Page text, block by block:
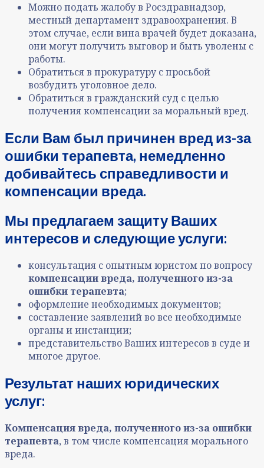
Можно подать жалобу в Росздравнадзор,
местный департамент здравоохранения. В
этом случае, если вина врачей будет доказана,
они могут получить выговор и быть уволены с
работы.
Обратиться в прокуратуру с просьбой
возбудить уголовное дело.
Обратиться в гражданский суд с целью
получения компенсации за моральный вред.
Если Вам был причинен вред из-за
ошибки терапевта, немедленно
добивайтесь справедливости и
компенсации вреда.
Мы предлагаем защиту Ваших
интересов и следующие услуги:
консультация с опытным юристом по вопросу
компенсации вреда, полученного из-за
ошибки терапевта;
оформление необходимых документов;
составление заявлений во все необходимые
органы и инстанции;
представительство Ваших интересов в суде и
многое другое.
Результат наших юридических
услуг:
Компенсация вреда, полученного из-за ошибки
терапевта, в том числе компенсация морального
вреда.